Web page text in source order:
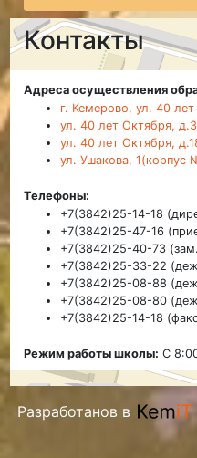
Контакты
Адреса осуществления
г. Кемерово, ул. 40
ул. 40 лет Октября,
ул. 40 лет Октября,
ул. Ушакова, 1(корпус
Телефоны:
+7(3842)25-14-18
+7(3842)25-47-16
+7(3842)25-40-73
+7(3842)25-33-22
+7(3842)25-08-88
+7(3842)25-08-80
+7(3842)25-14-18
Режим работы школы: С
Разработанов в